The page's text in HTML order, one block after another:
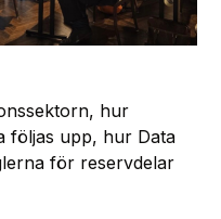
hur
följas upp, hur Data
för reservdelar